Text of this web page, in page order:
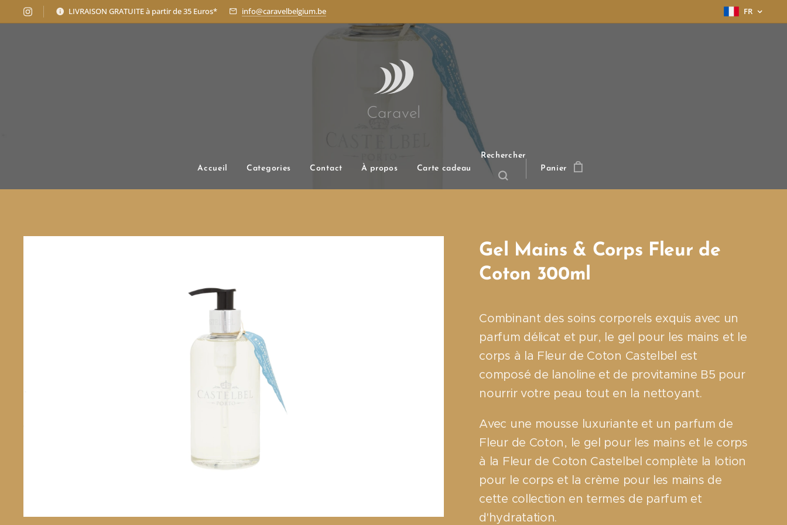
LIVRAISON GRATUITE à partir de 35 Euros* info@caravelbelgium.be FR
Caravel
Accueil Categories Contact À propos Carte cadeau
Rechercher
Panier
Gel Mains & Corps Fleur de
Coton 300ml
Combinant des soins corporels exquis avec un
parfum délicat et pur, le gel pour les mains et le
corps à la Fleur de Coton Castelbel est
composé de lanoline et de provitamine B5 pour
nourrir votre peau tout en la nettoyant.
Avec une mousse luxuriante et un parfum de
Fleur de Coton, le gel pour les mains et le corps
à la Fleur de Coton Castelbel complète la lotion
pour le corps et la crème pour les mains de
cette collection en termes de parfum et
d'hydratation.